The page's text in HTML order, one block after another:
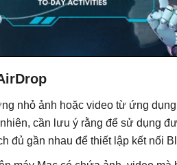
nhỏ ảnh hoặc video từ ứng
cần lưu ý rằng để sử dụng
đủ gần nhau để thiết lập kết nối